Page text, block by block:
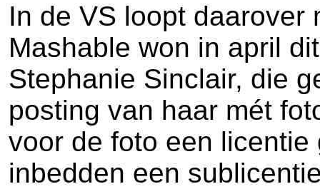
In de VS loopt daarover
Mashable won in april
Stephanie Sinclair, die
posting van haar mét
voor de foto een
inbedden een